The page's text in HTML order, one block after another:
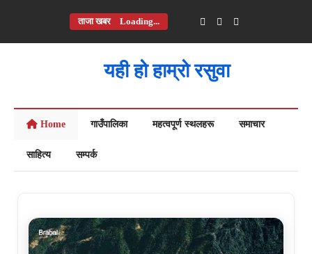
ताजा खबर Loading...
यही हो हाम्रो रसुवा
Home गाउँपालिका महत्वपूर्ण स्थलहरू समाचार
साहित्य सम्पर्क